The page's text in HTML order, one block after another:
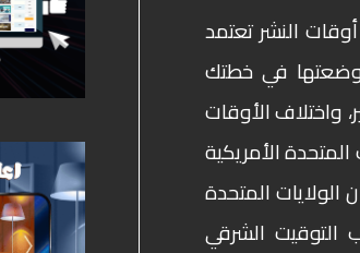
النشر تعتمد
في خطتك
واختلاف الأوقات
المتحدة الأمريكية
الزمنية الوسطى والتي تمثل أكثر من 75% من سكان الولايات المتحدة
التوقيت الشرقي